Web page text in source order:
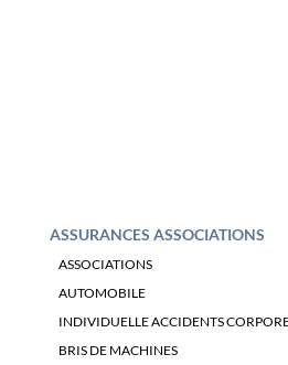
ASSURANCES ASSOCIATIONS
ASSOCIATIONS
AUTOMOBILE
INDIVIDUELLE ACCIDENTS
BRIS DE MACHINES